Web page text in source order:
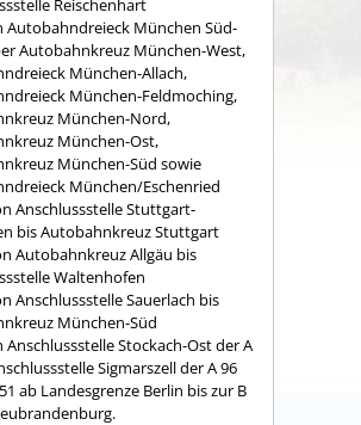
Reischenhart
Autobahndreieck München Süd-
Autobahnkreuz München-West,
München-Allach,
München-Feldmoching,
München-Nord,
München-Ost,
München-Süd sowie
München/Eschenried
Anschlussstelle Stuttgart-
bis Autobahnkreuz Stuttgart
Autobahnkreuz Allgäu bis
Waltenhofen
Anschlussstelle Sauerlach bis
München-Süd
Anschlussstelle Stockach-Ost der A
Sigmarszell der A 96
ab Landesgrenze Berlin bis zur B